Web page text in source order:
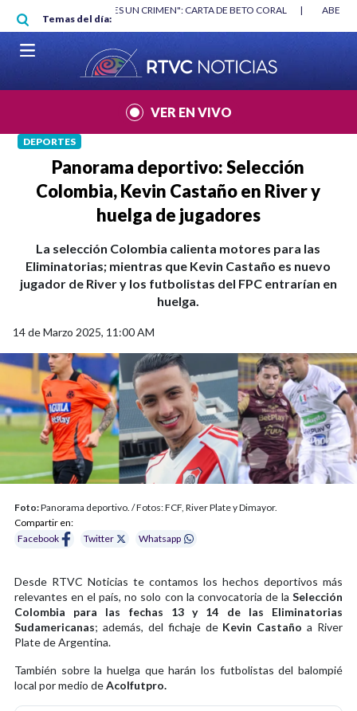
Pasar al contenido principal
Temas del día:
"HABLAR NO ES UN CRIMEN": CARTA DE BETO CORAL |
VER EN VIVO
DEPORTES
Panorama deportivo: Selección
Colombia, Kevin Castaño en River y
huelga de jugadores
La selección Colombia calienta motores para las
Eliminatorias; mientras que Kevin Castaño es nuevo
jugador de River y los futbolistas del FPC entrarían en
huelga.
14 de Marzo 2025, 11:00 AM
Foto:Panorama deportivo. / Fotos: FCF, River Plate y Dimayor.
Compartir en:
Facebook
Twitter Whatsapp
Desde RTVC Noticias te contamos los hechos deportivos más
relevantes en el país, no solo con la convocatoria de la Selección
Colombia para las fechas 13 y 14 de las Eliminatorias
Sudamericanas; además, del fichaje de Kevin Castaño a River
Plate de Argentina.
También sobre la huelga que harán los futbolistas del balompié
local por medio deAcolfutpro.